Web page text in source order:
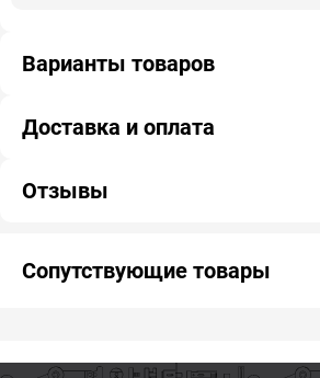
Варианты товаров
Доставка и оплата
Отзывы
Сопутствующие товары